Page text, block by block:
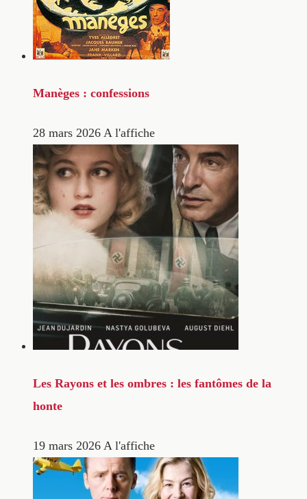
Manèges : confessions
28 mars 2026 A l'affiche
Les Rayons et les ombres : les fantômes de la
honte
19 mars 2026 A l'affiche